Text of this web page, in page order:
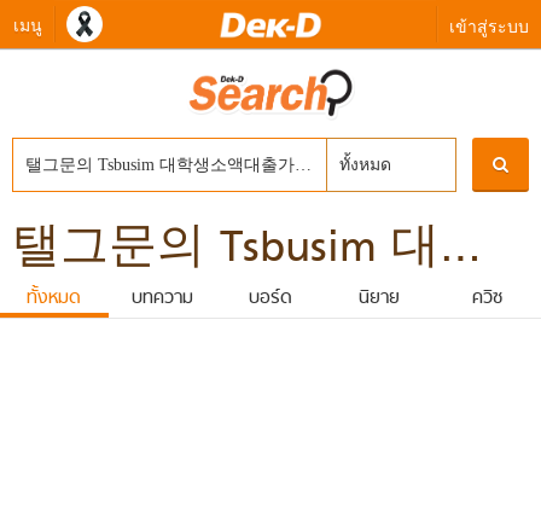
เมนู เข้าสู่ระบบ
ทั้งหมด
탤그문의 Tsbusim 대학생소액대출가능한곳 탬스뷰선불유심내구제 인제군간편긴급생계자금지원 통신사소액대출내구제 선불내구제
ทั้งหมด บทความ บอร์ด นิยาย ควิซ